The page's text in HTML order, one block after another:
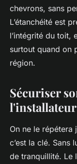
chevrons, sans
L’étanchéité est
l’intégrité du toit,
surtout quand on
région.
Sécuriser
l'installateur
On ne le répétera
c’est la clé. Sans
de tranquillité. Le